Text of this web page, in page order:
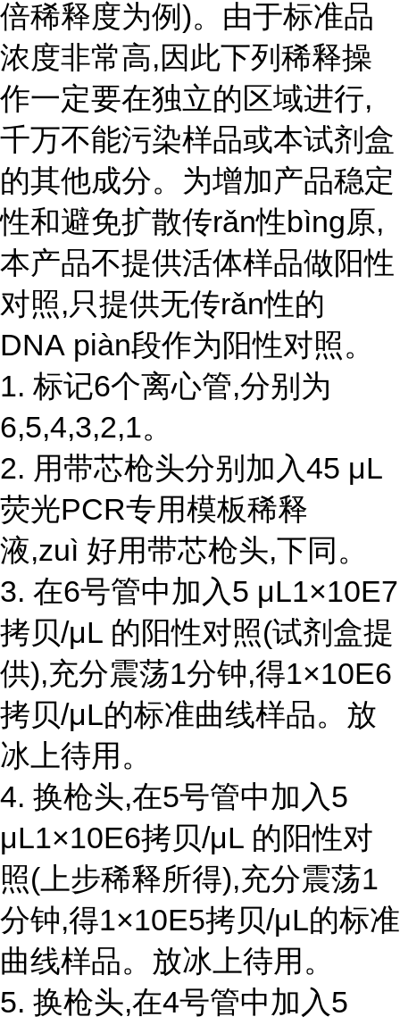
倍稀释度为例)。由于标准品
浓度非常高,因此下列稀释操
作一定要在独立的区域进行,
千万不能污染样品或本试剂盒
的其他成分。为增加产品稳定
性和避免扩散传rǎn性bìng原,
本产品不提供活体样品做阳性
对照,只提供无传rǎn性的
DNA piàn段作为阳性对照。
1. 标记6个离心管,分别为
6,5,4,3,2,1。
2. 用带芯枪头分别加入45 μL
荧光PCR专用模板稀释
液,zuì 好用带芯枪头,下同。
3. 在6号管中加入5 μL1×10E7
拷贝/μL 的阳性对照(试剂盒提
供),充分震荡1分钟,得1×10E6
拷贝/μL的标准曲线样品。放
冰上待用。
4. 换枪头,在5号管中加入5
μL1×10E6拷贝/μL 的阳性对
照(上步稀释所得),充分震荡1
分钟,得1×10E5拷贝/μL的标准
曲线样品。放冰上待用。
5. 换枪头,在4号管中加入5